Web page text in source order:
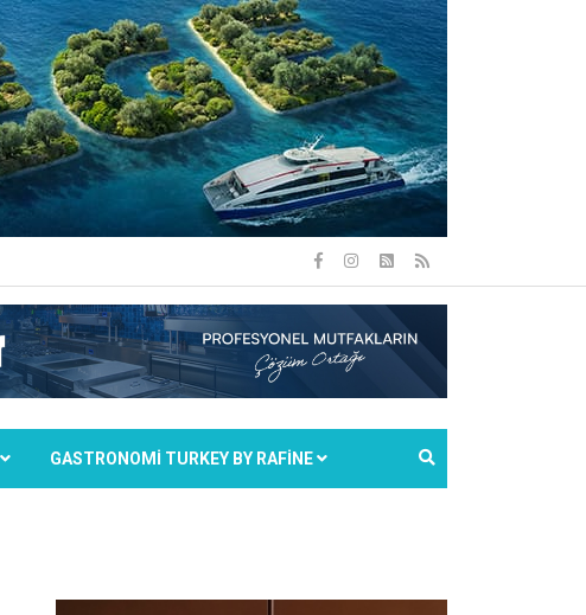
GASTRONOMİ TURKEY BY RAFİNE